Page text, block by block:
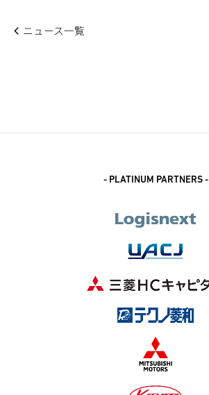
ニュース一覧
- PLATINUM PARTNERS -